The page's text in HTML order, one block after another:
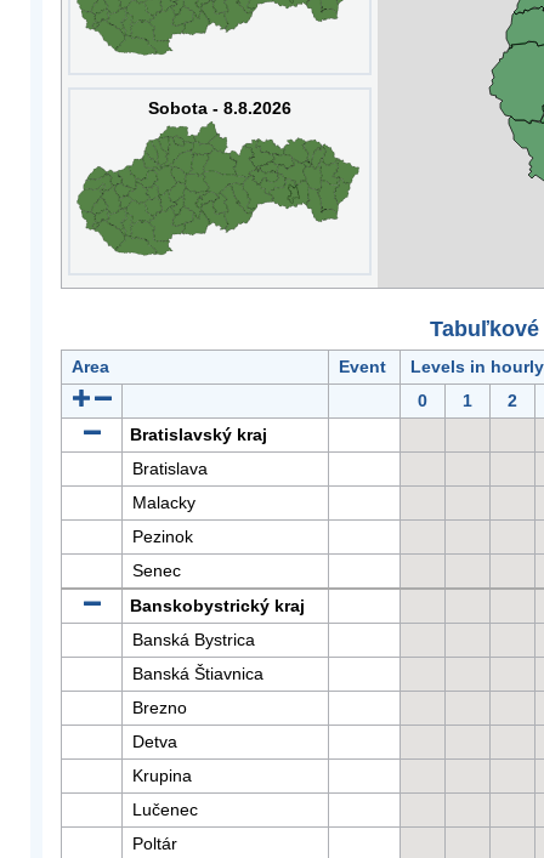
Sobota - 8.8.2026
Area Event
Levels in
0
1
2
Bratislavský kraj
Bratislava
Malacky
Pezinok
Senec
Banskobystrický kraj
Banská Bystrica
Banská Štiavnica
Brezno
Detva
Krupina
Lučenec
Poltár